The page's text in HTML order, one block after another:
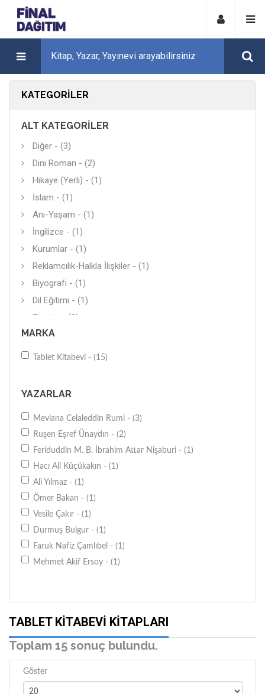
KATEGORILER
ALT KATEGORILER
Diğer - (3)
Dini Roman - (2)
Hikaye (Yerli) - (1)
İslam - (1)
Anı-Yaşam - (1)
İngilizce - (1)
Kurumlar - (1)
Reklamcılık-Halkla İlişkiler - (1)
Biyografi - (1)
Dil Eğitimi - (1)
Tiyatro - (1)
Roman (Yerli) - (1)
MARKA
Tablet Kitabevi - (15)
YAZARLAR
Mevlana Celaleddin Rumi - (3)
Ruşen Eşref Ünaydın - (2)
Feriduddin M. B. İbrahim Attar Nişaburi - (1)
Hacı Ali Küçükakın - (1)
Ali Yılmaz - (1)
Ömer Bakan - (1)
Vesile Çakır - (1)
Durmuş Bulgur - (1)
Faruk Nafiz Çamlıbel - (1)
Mehmet Akif Ersoy - (1)
TABLET KITABEVI KITAPLARI
Toplam 15 sonuç bulundu.
Göster